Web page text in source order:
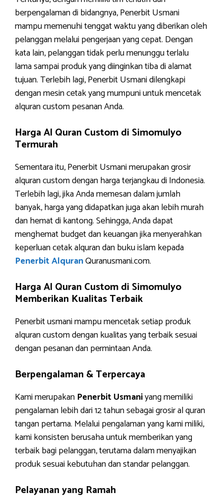
berpengalaman di bidangnya, Penerbit Usmani
mampu memenuhi tenggat waktu yang diberikan oleh
pelanggan melalui pengerjaan yang cepat. Dengan
kata lain, pelanggan tidak perlu menunggu terlalu
lama sampai produk yang diinginkan tiba di alamat
tujuan. Terlebih lagi, Penerbit Usmani dilengkapi
dengan mesin cetak yang mumpuni untuk mencetak
alquran custom pesanan Anda.
Harga Al Quran Custom di Simomulyo
Termurah
Sementara itu, Penerbit Usmani merupakan grosir
alquran custom dengan harga terjangkau di Indonesia.
Terlebih lagi, jika Anda memesan dalam jumlah
banyak, harga yang didapatkan juga akan lebih murah
dan hemat di kantong. Sehingga, Anda dapat
menghemat budget dan keuangan jika menyerahkan
keperluan cetak alquran dan buku islam kepada
Penerbit AlquranQuranusmani.com.
Harga Al Quran Custom di Simomulyo
Memberikan Kualitas Terbaik
Penerbit usmani mampu mencetak setiap produk
alquran custom dengan kualitas yang terbaik sesuai
dengan pesanan dan permintaan Anda.
Berpengalaman & Terpercaya
Kami merupakan Penerbit Usmaniyang memiliki
pengalaman lebih dari 12 tahun sebagai grosir al quran
tangan pertama. Melalui pengalaman yang kami miliki,
kami konsisten berusaha untuk memberikan yang
terbaik bagi pelanggan, terutama dalam menyajikan
produk sesuai kebutuhan dan standar pelanggan.
Pelayanan yang Ramah